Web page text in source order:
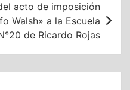
acto de imposición
Walsh» a la Escuela
de Ricardo Rojas